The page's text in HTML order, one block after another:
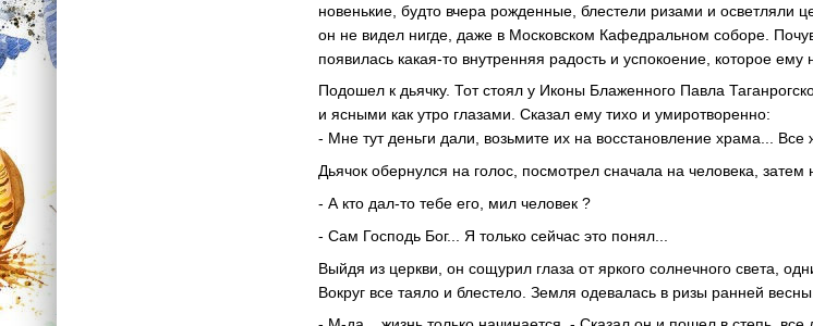
новенькие, будто вчера рожденные, блестели ризами и осветляли
он не видел нигде, даже в Московском Кафедральном соборе.
появилась какая-то внутренняя радость и успокоение, которое
Подошел к дьячку. Тот стоял у Иконы Блаженного Павла
и ясными как утро глазами. Сказал ему тихо и умиротворенно:
- Мне тут деньги дали, возьмите их на восстановление храма... Все
Дьячок обернулся на голос, посмотрел сначала на человека,
- А кто дал-то тебе его, мил человек ?
- Сам Господь Бог... Я только сейчас это понял...
Выйдя из церкви, он сощурил глаза от яркого солнечного света,
Вокруг все таяло и блестело. Земля одевалась в ризы ранней весны.